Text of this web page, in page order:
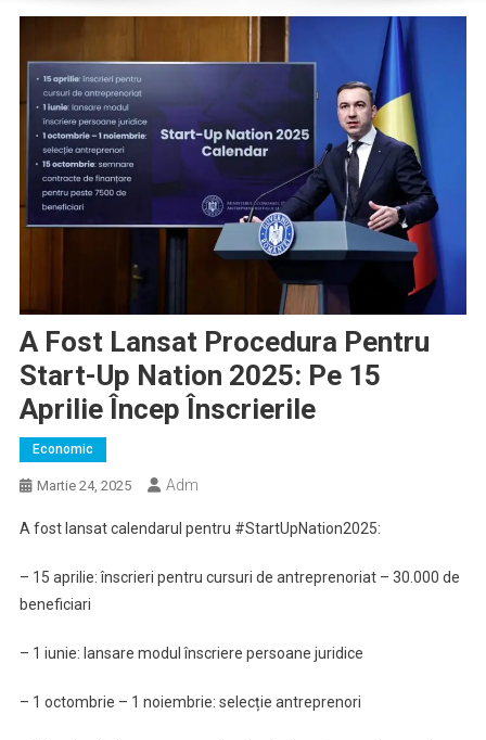
A Fost Lansat Procedura Pentru
Start-Up Nation 2025: Pe 15
Aprilie Încep Înscrierile
Economic
Martie 24, 2025 Adm
A fost lansat calendarul pentru #StartUpNation2025:
– 15 aprilie: înscrieri pentru cursuri de antreprenoriat – 30.000 de
beneficiari
– ⁠1 iunie: lansare modul înscriere persoane juridice
– ⁠1 octombrie – 1 noiembrie: selecție antreprenori